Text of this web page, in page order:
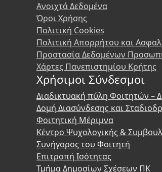
Ανοιχτά Δεδομένα
Όροι Χρήσης
Πολιτική Cookies
Πολιτική Απορρήτου και
Προστασία Δεδομένων
Χάρτες Πανεπιστημίου Κρήτης
Χρήσιμοι Σύνδεσμοι
Διαδικτυακή πύλη Φοιτητών –
Δομή Διασύνδεσης και
Φοιτητική Μέριμνα
Κέντρο Ψυχολογικής &
Συνήγορος του Φοιτητή
Επιτροπή Ισότητας
Τμήμα Δημοσίων Σχέσεων ΠΚ